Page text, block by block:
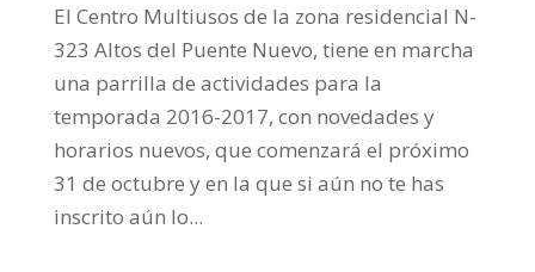
El Centro Multiusos de la zona residencial N-
323 Altos del Puente Nuevo, tiene en marcha
una parrilla de actividades para la
temporada 2016-2017, con novedades y
horarios nuevos, que comenzará el próximo
31 de octubre y en la que si aún no te has
inscrito aún lo...